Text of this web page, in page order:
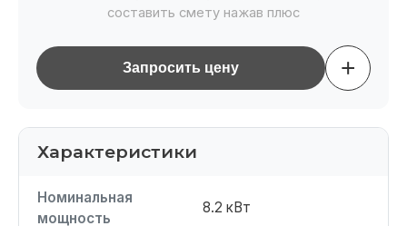
составить смету нажав плюс
Запросить цену +
Характеристики
Номинальная
мощность
8.2 кВт